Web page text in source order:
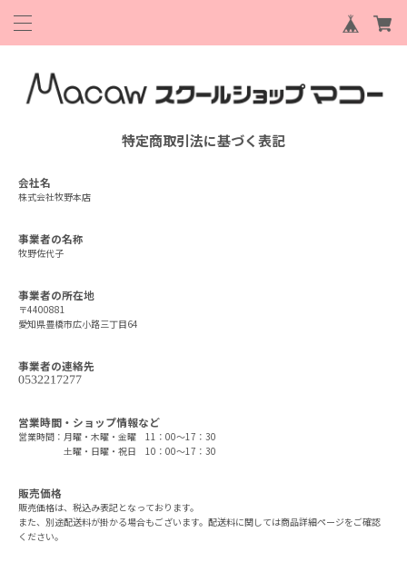
特定商取引法に基づく表記
会社名
株式会社牧野本店
事業者の名称
牧野佐代子
事業者の所在地
〒4400881
愛知県豊橋市広小路三丁目64
事業者の連絡先
営業時間・ショップ情報など
営業時間：月曜・木曜・金曜 11：00～17：30
土曜・日曜・祝日 10：00～17：30
販売価格
販売価格は、税込み表記となっております。
また、別途配送料が掛かる場合もございます。配送料に関しては商品詳細ページをご確認
ください。